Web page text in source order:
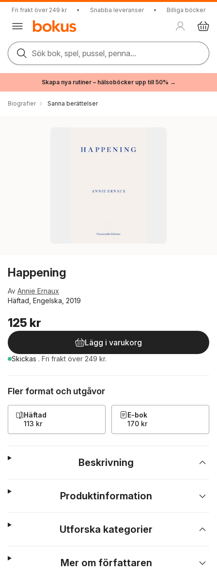
Fri frakt över 249 kr • Snabba leveranser • Billiga böcker
Sök bok, spel, pussel, penna...
Skapa nya rutiner – hälsoböcker upp till 50% →
Biografier Sanna berättelser
Happening
Av Annie Ernaux
Häftad, Engelska, 2019
125 kr
Lägg i varukorg
Skickas . Fri frakt över 249 kr.
Fler format och utgåvor
Häftad
113 kr
E-bok
170 kr
Beskrivning
Produktinformation
Utforska kategorier
Mer om författaren